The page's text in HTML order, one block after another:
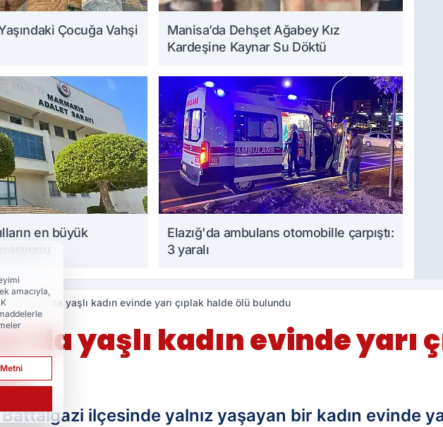
Çocuğa Vahşi
Manisa’da Dehşet Ağabey Kız
Kardeşine Kaynar Su Döktü
en büyük
Elazığ'da ambulans otomobille çarpıştı:
3 yaralı
Malatya'da yaşlı kadın evinde yarı çıplak halde ölü bulundu
yaşlı kadın evinde yarı
ilçesinde yalnız yaşayan bir kadın evinde
amacıyla,